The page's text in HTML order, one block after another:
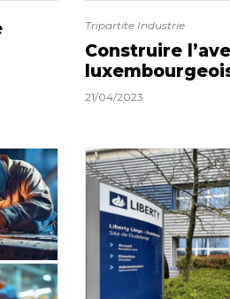
Tripartite Industrie
Construire
21/04/2023